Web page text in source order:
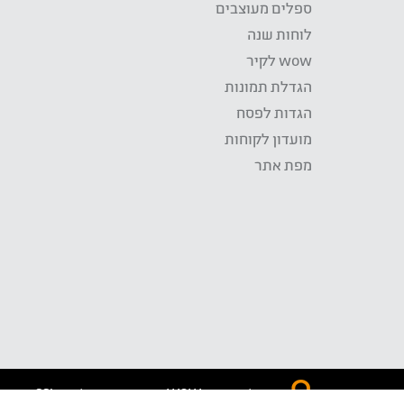
ספלים מעוצבים
לוחות שנה
wow לקיר
הגדלת תמונות
הגדות לפסח
מועדון לקוחות
מפת אתר
התשלום באתר WOW מאובטח בטכנולוגית SSL